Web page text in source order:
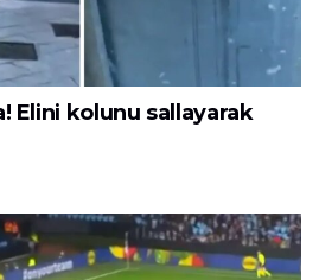
Elini kolunu sallayarak